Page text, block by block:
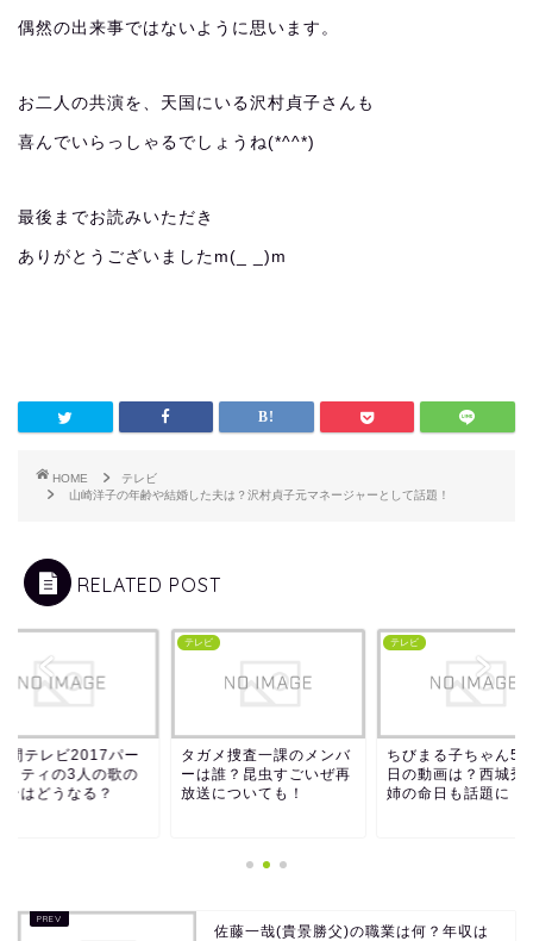
偶然の出来事ではないように思います。
お二人の共演を、天国にいる沢村貞子さんも
喜んでいらっしゃるでしょうね(*^^*)
最後までお読みいただき
ありがとうございましたm(_ _)m
HOME
テレビ
山崎洋子の年齢や結婚した夫は？沢村貞子元マネージャーとして話題！
RELATED POST
間テレビ2017パー
リティの3人の歌の
ンはどうなる？
テレビ
タガメ捜査一課のメンバ
ーは誰？昆虫すごいぜ再
放送についても！
テレビ
ちびまる子ちゃん5
日の動画は？西城秀
姉の命日も話題に！
佐藤一哉(貴景勝父)の職業は何？年収は